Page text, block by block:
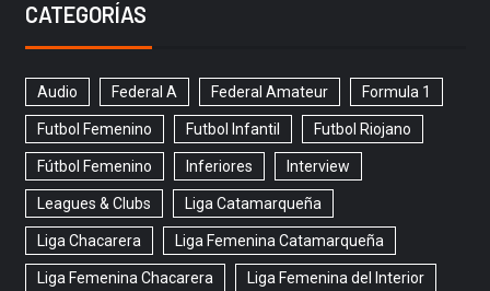
CATEGORÍAS
Audio Federal A Federal Amateur Formula 1
Futbol Femenino Futbol Infantil Futbol Riojano
Fútbol Femenino Inferiores Interview
Leagues & Clubs Liga Catamarqueña
Liga Chacarera Liga Femenina Catamarqueña
Liga Femenina Chacarera Liga Femenina del Interior